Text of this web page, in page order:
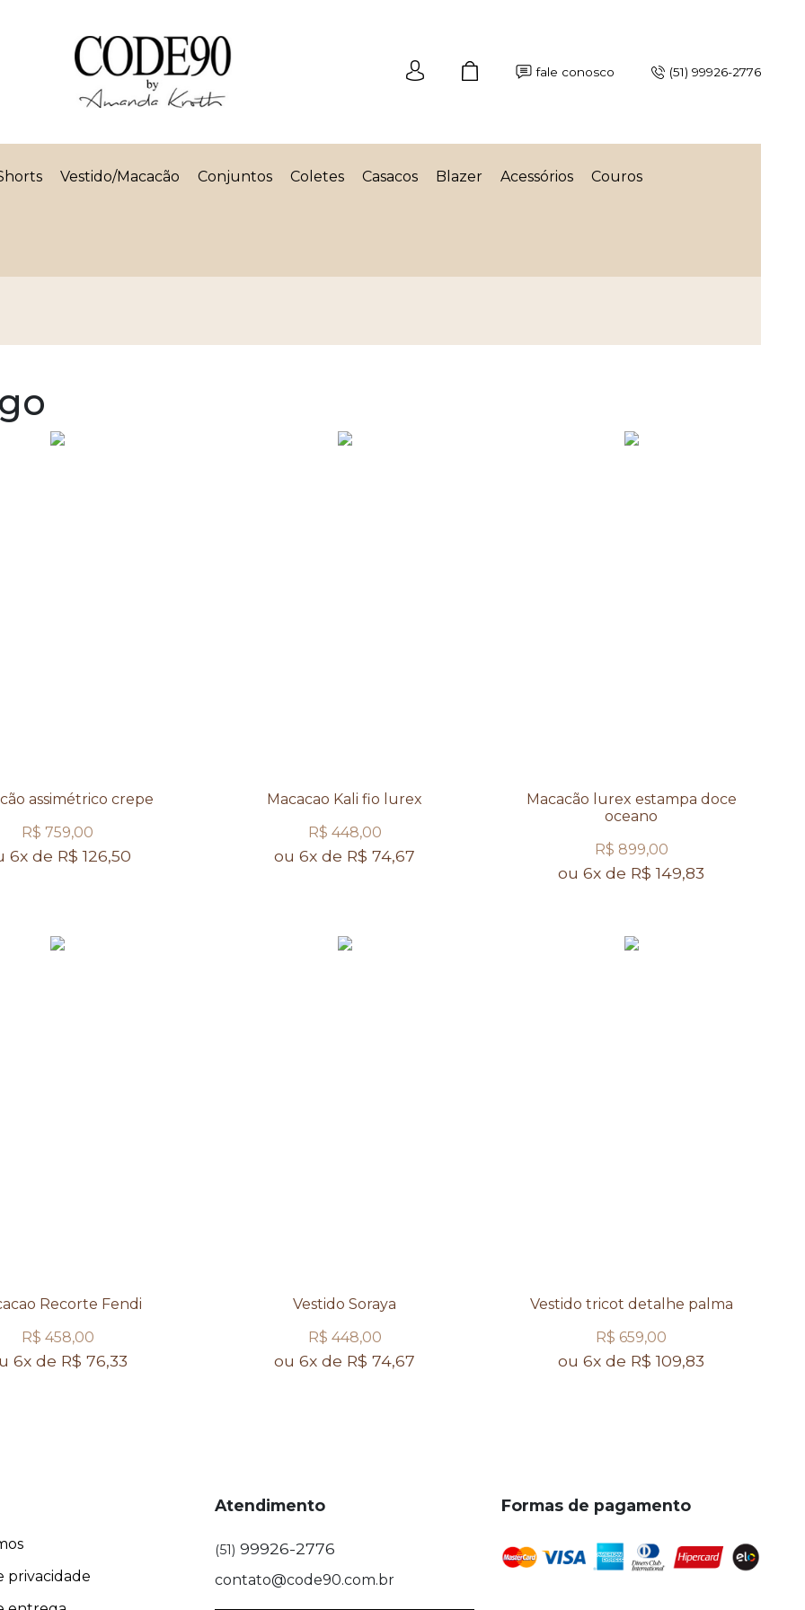
fale conosco (51) 99926-2776
Vestido/Macacão Conjuntos Coletes Casacos Blazer Acessórios Couros
assimétrico crepe
R$ 759,00
6x de R$ 126,50
Macacao Kali fio lurex
R$ 448,00
ou 6x de R$ 74,67
Macacão lurex estampa doce
oceano
R$ 899,00
ou 6x de R$ 149,83
Recorte Fendi
R$ 458,00
6x de R$ 76,33
Vestido Soraya
R$ 448,00
ou 6x de R$ 74,67
Vestido tricot detalhe palma
R$ 659,00
ou 6x de R$ 109,83
privacidade
Atendimento
(51) 99926-2776
contato@code90.com.br
Formas de pagamento